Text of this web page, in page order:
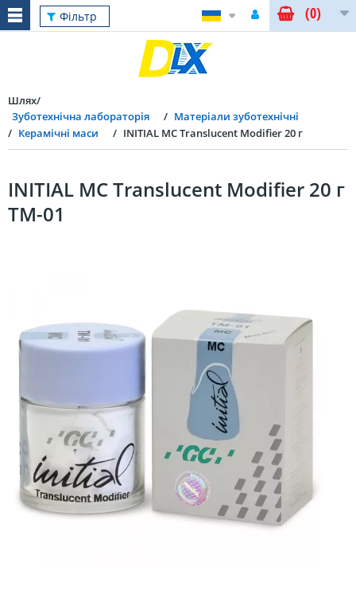
Фільтр (0)
Шлях
Зуботехнічна лабораторія
Матеріали зуботехнічні
Керамічні маси
INITIAL MC Translucent Modifier 20 г
INITIAL MC Translucent Modifier 20 г
TM-01